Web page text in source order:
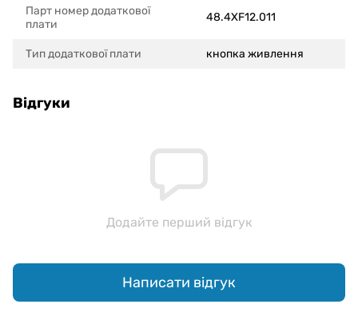
Парт номер додаткової
плати
48.4XF12.011
Тип додаткової плати кнопка живлення
Відгуки
Додайте перший відгук
Написати відгук